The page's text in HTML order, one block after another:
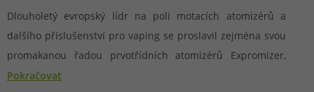
Dlouholetý evropský lídr na poli motacích atomizérů a
dalšího příslušenství pro vaping se proslavil zejména svou
promakanou řadou prvotřídních atomizérů Expromizer,
která nabídne celou řadu verzí a provedení. Mimo skvělé
Pokračovat